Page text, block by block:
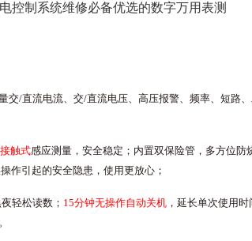
控制系统维修必备优选的数字万⽤表测
交/直流电流、交/直流电压、⾼压报警、频率、短路
触式感应测量，安全稳定；内置双保险管，多⽅位
作引起的安全隐患，使⽤更放⼼；
轻松读数； 15分钟⽆操作⾃动关机 ，延⻓单次使⽤